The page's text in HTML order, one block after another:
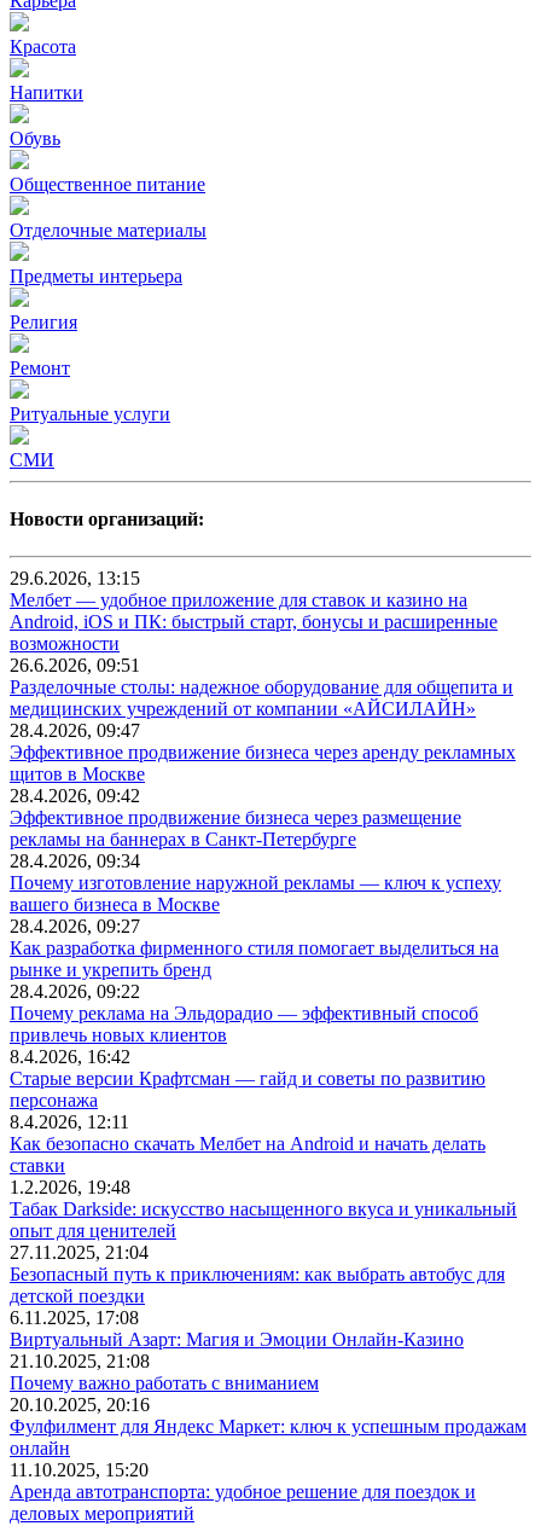
Красота
Напитки
Обувь
Общественное питание
Отделочные материалы
Предметы интерьера
Религия
Ремонт
Ритуальные услуги
СМИ
Новости организаций:
29.6.2026, 13:15
Мелбет — удобное приложение для ставок и казино на
Android, iOS и ПК: быстрый старт, бонусы и расширенные
возможности
26.6.2026, 09:51
Разделочные столы: надежное оборудование для общепита и
медицинских учреждений от компании «АЙСИЛАЙН»
28.4.2026, 09:47
Эффективное продвижение бизнеса через аренду рекламных
щитов в Москве
28.4.2026, 09:42
Эффективное продвижение бизнеса через размещение
рекламы на баннерах в Санкт-Петербурге
28.4.2026, 09:34
Почему изготовление наружной рекламы — ключ к успеху
вашего бизнеса в Москве
28.4.2026, 09:27
Как разработка фирменного стиля помогает выделиться на
рынке и укрепить бренд
28.4.2026, 09:22
Почему реклама на Эльдорадио — эффективный способ
привлечь новых клиентов
8.4.2026, 16:42
Старые версии Крафтсман — гайд и советы по развитию
персонажа
8.4.2026, 12:11
Как безопасно скачать Мелбет на Android и начать делать
ставки
1.2.2026, 19:48
Табак Darkside: искусство насыщенного вкуса и уникальный
опыт для ценителей
27.11.2025, 21:04
Безопасный путь к приключениям: как выбрать автобус для
детской поездки
6.11.2025, 17:08
Виртуальный Азарт: Магия и Эмоции Онлайн-Казино
21.10.2025, 21:08
Почему важно работать с вниманием
20.10.2025, 20:16
Фулфилмент для Яндекс Маркет: ключ к успешным продажам
онлайн
11.10.2025, 15:20
Аренда автотранспорта: удобное решение для поездок и
деловых мероприятий